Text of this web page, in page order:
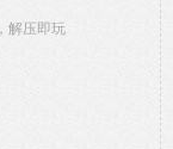
解压即玩